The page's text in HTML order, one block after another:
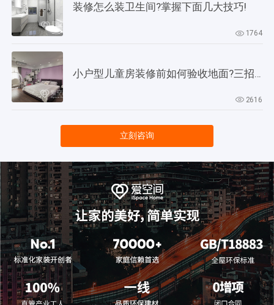
装修怎么装卫生间?掌握下面几大技巧!
1764
2616
立刻咨询